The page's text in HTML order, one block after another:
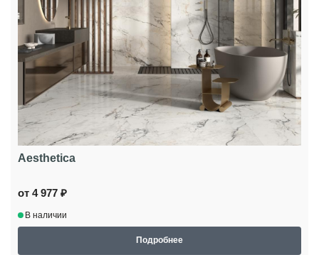
Aesthetica
от 4 977 ₽
В наличии
Подробнее